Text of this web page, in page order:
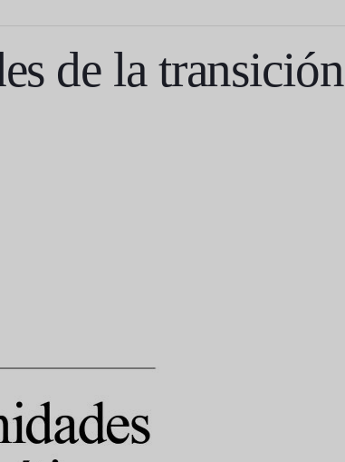
de la transición